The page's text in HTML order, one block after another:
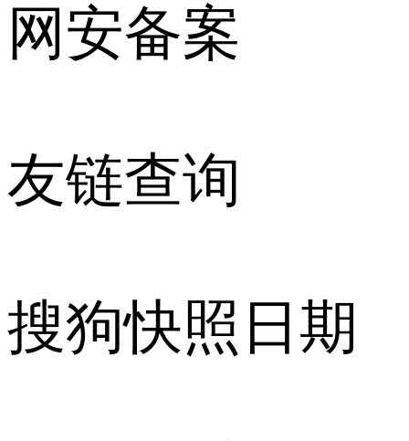
网安备案
友链查询
搜狗快照日期